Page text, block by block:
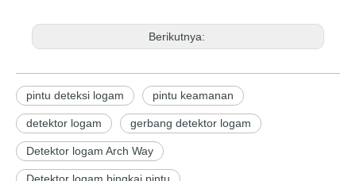
Berikutnya:
pintu deteksi logam pintu keamanan
detektor logam gerbang detektor logam
Detektor logam Arch Way